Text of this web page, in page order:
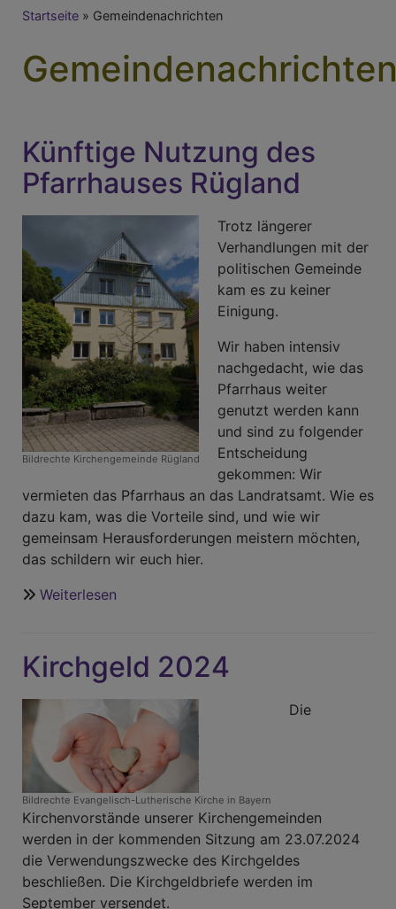
Breadcrumb
Startseite Gemeindenachrichten
Künftige Nutzung des
Pfarrhauses Rügland
Bildrechte Kirchengemeinde Rügland
Trotz längerer
Verhandlungen mit der
politischen Gemeinde
kam es zu keiner
Einigung.
Wir haben intensiv
nachgedacht, wie das
Pfarrhaus weiter
genutzt werden kann
und sind zu folgender
Entscheidung
gekommen: Wir
vermieten das Pfarrhaus an das Landratsamt. Wie es
dazu kam, was die Vorteile sind, und wie wir
gemeinsam Herausforderungen meistern möchten,
das schildern wir euch hier.
Weiterlesen
des
Pfarrhauses
Rügland
Kirchgeld 2024
Bildrechte Evangelisch-Lutherische Kirche in Bayern
Die
Kirchenvorstände unserer Kirchengemeinden
werden in der kommenden Sitzung am 23.07.2024
die Verwendungszwecke des Kirchgeldes
beschließen. Die Kirchgeldbriefe werden im
September versendet.